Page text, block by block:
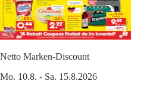
Netto Marken-Discount
Mo. 10.8. - Sa. 15.8.2026